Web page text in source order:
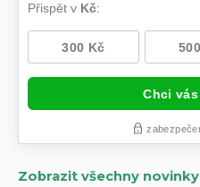
Zobrazit všechny novinky